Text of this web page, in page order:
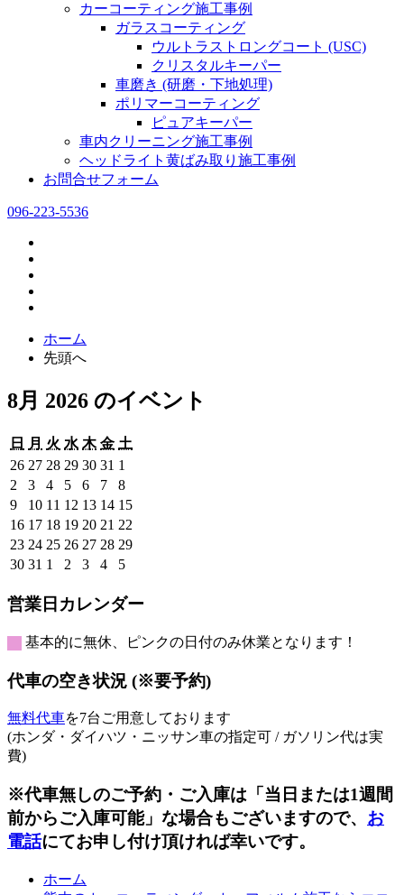
カーコーティング施工事例
ガラスコーティング
ウルトラストロングコート (USC)
クリスタルキーパー
車磨き (研磨・下地処理)
ポリマーコーティング
ピュアキーパー
車内クリーニング施工事例
ヘッドライト黄ばみ取り施工事例
お問合せフォーム
096-223-5536
ホーム
先頭へ
8月 2026 のイベント
日
日
曜
日
月 月
曜
日
火 火
曜
日
水水
曜
日
木木
曜
日
金金
曜
日
土
262026
年
7
月
26
日
272026
年
7
月
27
日
282026
年
7
月
28
日
292026
年
7
月
29
日
302026
年
7
月
30
日
31 2026
年
7
月
31
日
1
8
月
1
日
2 2026
年
8
月
2
日
32026
年
8
月
3
日
42026
年
8
月
4
日
52026
年
8
月
5
日
62026
年
8
月
6
日
72026
年
8
月
7
日
82026
年
8
月
8
日
92026
年
8
月
9
日
102026
年
8
月
10
日
11 2026
年
8
月
11
12 2026
年
8
月
12
132026
年
8
月
13
142026
年
8
月
14
日
152026
8
162026
年
8
16
日
172026
年
8
17
日
182026
年
8
18
日
192026
年
8
19
日
202026
年
8
20
日
21 2026
年
8
21
日
22
年
232026
年
月
23
日
242026
年
月
24
日
252026
年
月
25
日
262026
年
月
26
日
272026
年
月
27
日
282026
年
月
28
292026
日
302026
8
月
30
日
31 2026
8
月
31
日
1 2026
9
月
1
日
2 2026
9
月
2
日
32026
9
月
3
日
42026
9
月
4
日
52026
9
5
日
営業日カレンダー
基本的に無休、ピンクの日付のみ休業となります！
代車の空き状況 (※要予約)
無料代車を7台ご用意しております
(ホンダ・ダイハツ・ニッサン車の指定可 / ガソリン代は実
費)
※代車無しのご予約・ご入庫は「当日または1週間
前からご入庫可能」な場合もございますので、 お
電話にてお申し付け頂ければ幸いです。
ホーム